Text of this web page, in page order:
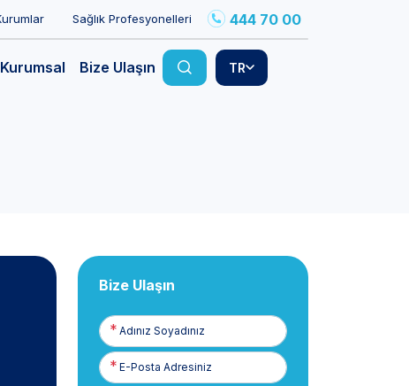
Sağlık Profesyonelleri 444 70 00
Kurumsal Bize Ulaşın TR
Bize Ulaşın
Adınız
Soyadınız
E-
Posta